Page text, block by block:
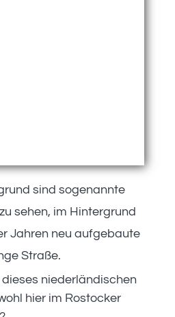
sind sogenannte
sehen, im Hintergrund
Jahren neu aufgebaute
Straße.
niederländischen
hier im Rostocker